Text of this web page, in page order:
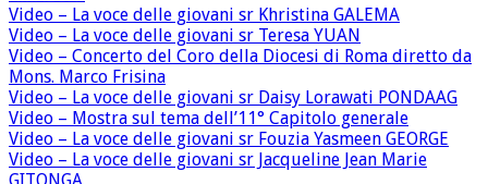
Video – La voce delle giovani sr Khristina GALEMA
Video – La voce delle giovani sr Teresa YUAN
Video – Concerto del Coro della Diocesi di Roma diretto da
Mons. Marco Frisina
Video – La voce delle giovani sr Daisy Lorawati PONDAAG
Video – Mostra sul tema dell’11° Capitolo generale
Video – La voce delle giovani sr Fouzia Yasmeen GEORGE
Video – La voce delle giovani sr Jacqueline Jean Marie